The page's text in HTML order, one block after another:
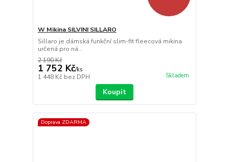
W Mikina SILVINI SILLARO
Sillaro je dámská funkční slim-fit fleecová mikina
určená pro ná...
2 190 Kč
1 752 Kč/ks
1 448 Kč bez DPH Skladem
Koupit
Doprava ZDARMA